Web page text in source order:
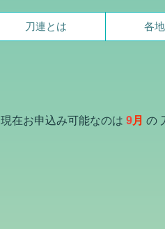
刀連とは 各
現在お申込み可能なのは 9月 の